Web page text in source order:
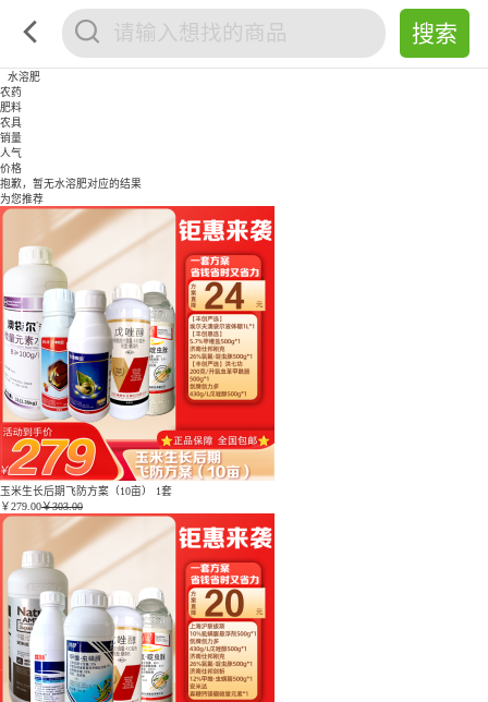
水溶肥
农药
肥料
农具
销量
人气
价格
抱歉，暂无水溶肥对应的结果
为您推荐
玉米生长后期飞防方案（10亩） 1套
￥279.00￥303.00